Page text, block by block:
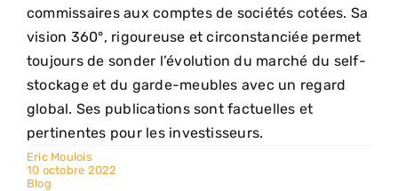
commissaires aux comptes de sociétés cotées. Sa
vision 360°, rigoureuse et circonstanciée permet
toujours de sonder l’évolution du marché du self-
stockage et du garde-meubles avec un regard
global. Ses publications sont factuelles et
pertinentes pour les investisseurs.
Eric Moulois
10 octobre 2022
Blog